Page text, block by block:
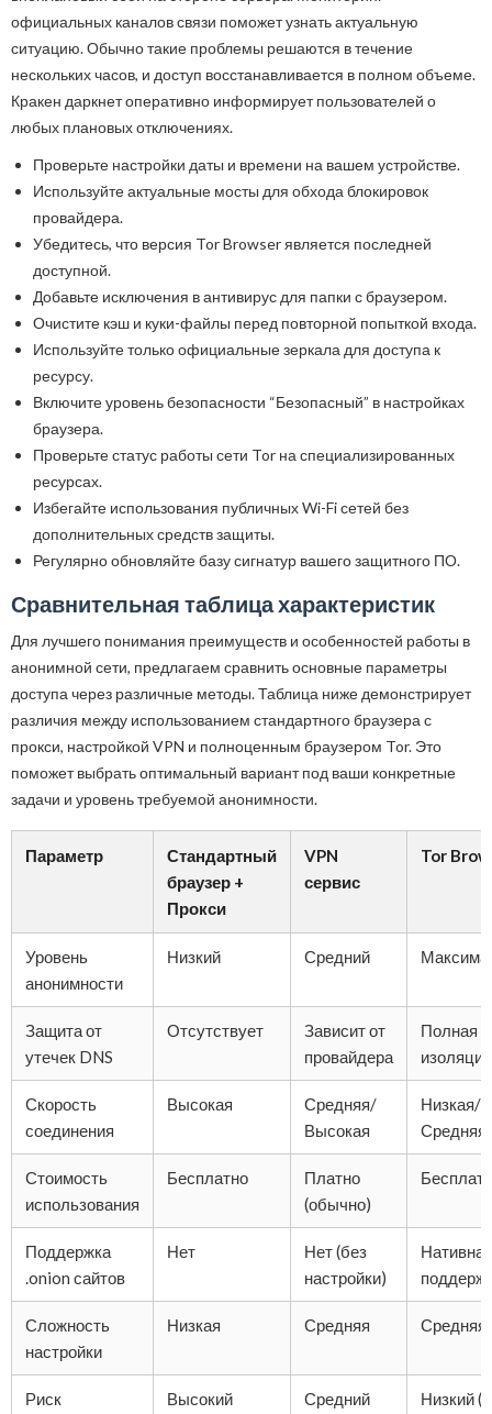
официальных каналов связи поможет узнать актуальную
ситуацию. Обычно такие проблемы решаются в течение
нескольких часов, и доступ восстанавливается в полном объеме.
Кракен даркнет оперативно информирует пользователей о
любых плановых отключениях.
Проверьте настройки даты и времени на вашем устройстве.
Используйте актуальные мосты для обхода блокировок
провайдера.
Убедитесь, что версия Tor Browser является последней
доступной.
Добавьте исключения в антивирус для папки с браузером.
Очистите кэш и куки-файлы перед повторной попыткой входа.
Используйте только официальные зеркала для доступа к
ресурсу.
Включите уровень безопасности “Безопасный” в настройках
браузера.
Проверьте статус работы сети Tor на специализированных
ресурсах.
Избегайте использования публичных Wi-Fi сетей без
дополнительных средств защиты.
Регулярно обновляйте базу сигнатур вашего защитного ПО.
Сравнительная таблица характеристик
Для лучшего понимания преимуществ и особенностей работы в
анонимной сети, предлагаем сравнить основные параметры
доступа через различные методы. Таблица ниже демонстрирует
различия между использованием стандартного браузера с
прокси, настройкой VPN и полноценным браузером Tor. Это
поможет выбрать оптимальный вариант под ваши конкретные
задачи и уровень требуемой анонимности.
Параметр
Стандартный
браузер +
Прокси
VPN
сервис
Tor
Уровень
анонимности
Низкий Средний
Защита от
утечек DNS
Отсутствует
Зависит от
провайдера
Полная
изоляция
Скорость
соединения
Высокая
Средняя/
Высокая
Низкая/
Средняя
Стоимость
использования
Бесплатно
Платно
(обычно)
Поддержка
.onion сайтов
Нет
Нет (без
настройки)
Нативная
Сложность
настройки
Низкая Средняя Средняя
Риск
Высокий Средний
Низкий (с